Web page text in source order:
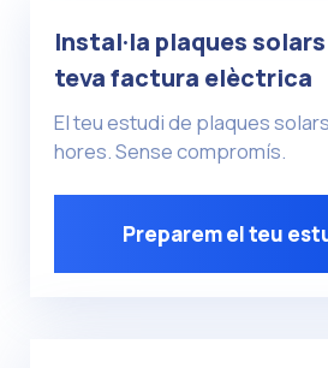
Instal·la plaques
teva factura elèctrica
El teu estudi de plaques
hores. Sense compromís.
Preparem el teu